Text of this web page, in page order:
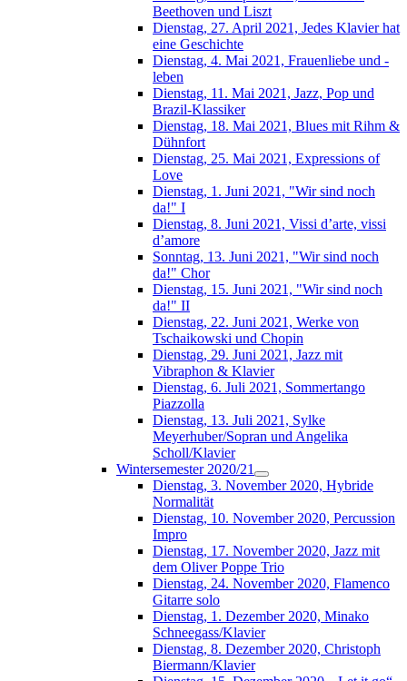
Beethoven und Liszt
Dienstag, 27. April 2021, Jedes Klavier hat
eine Geschichte
Dienstag, 4. Mai 2021, Frauenliebe und -
leben
Dienstag, 11. Mai 2021, Jazz, Pop und
Brazil-Klassiker
Dienstag, 18. Mai 2021, Blues mit Rihm &
Dühnfort
Dienstag, 25. Mai 2021, Expressions of
Love
Dienstag, 1. Juni 2021, "Wir sind noch
da!" I
Dienstag, 8. Juni 2021, Vissi d’arte, vissi
d’amore
Sonntag, 13. Juni 2021, "Wir sind noch
da!" Chor
Dienstag, 15. Juni 2021, "Wir sind noch
da!" II
Dienstag, 22. Juni 2021, Werke von
Tschaikowski und Chopin
Dienstag, 29. Juni 2021, Jazz mit
Vibraphon & Klavier
Dienstag, 6. Juli 2021, Sommertango
Piazzolla
Dienstag, 13. Juli 2021, Sylke
Meyerhuber/Sopran und Angelika
Scholl/Klavier
Wintersemester 2020/21
Dienstag, 3. November 2020, Hybride
Normalität
Dienstag, 10. November 2020, Percussion
Impro
Dienstag, 17. November 2020, Jazz mit
dem Oliver Poppe Trio
Dienstag, 24. November 2020, Flamenco
Gitarre solo
Dienstag, 1. Dezember 2020, Minako
Schneegass/Klavier
Dienstag, 8. Dezember 2020, Christoph
Biermann/Klavier